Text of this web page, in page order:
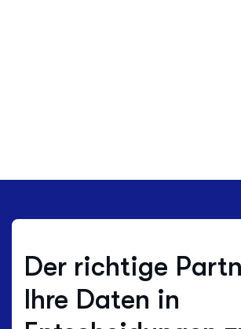
Der richtige
Ihre Daten in